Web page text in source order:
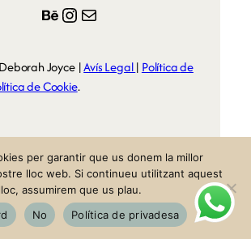
Behance
Instagram
Correu electrònic
Joyce |Avís Legal| Políticade
de Cookie.
per garantir que us donem la millor
lloc web. Si continueu utilitzant aquest
lloc, assumirem que us plau.
No Política de privadesa